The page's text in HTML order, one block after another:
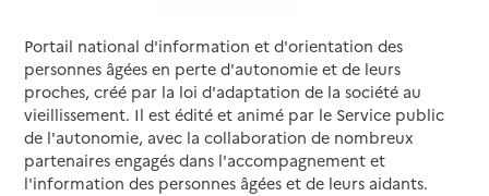
Portail national d'information et d'orientation des
personnes âgées en perte d'autonomie et de leurs
proches, créé par la loi d'adaptation de la société au
vieillissement. Il est édité et animé par le Service public
de l'autonomie, avec la collaboration de nombreux
partenaires engagés dans l'accompagnement et
l'information des personnes âgées et de leurs aidants.